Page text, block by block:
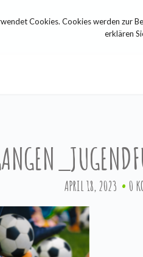
APRIL 18, 2023 0
Cookies. Cookies werden zur
erklären